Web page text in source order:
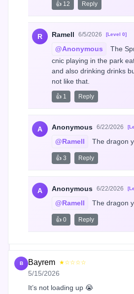
👍 12 Reply
R Ramell 6/5/2026 [Level 0]
@Anonymous
The
cnic playing in the park
and also drinking drinks
not like that.
👍 1 Reply
A Anonymous 6/22/2026
@Ramell The dragon
👍 3 Reply
A Anonymous 6/22/2026
@Ramell The dragon
👍 0 Reply
B Bayrem ★☆☆☆☆
5/15/2026
It’s not loading up 😭